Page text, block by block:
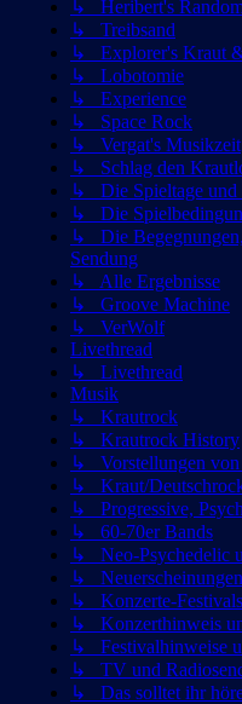
↳ Heribert's
↳ Treibsand
↳ Explorer's Kraut
↳ Lobotomie
↳ Experience
↳ Space Rock
↳ Vergat's Musikzeit
↳ Schlag den
↳ Die Spieltage und
↳ Die
↳ Die
Sendung
↳ Alle Ergebnisse
↳ Groove Machine
↳ VerWolf
Livethread
↳ Livethread
Musik
↳ Krautrock
↳ Krautrock History
↳ Vorstellungen
↳ Kraut/
↳ Progressive,
↳ 60-70er Bands
↳ Neo-Psychedelic
↳
↳ Konzerte-
↳ Konzerthinweis
↳ Festivalhinweise
↳ TV und
↳ Das solltet ihr